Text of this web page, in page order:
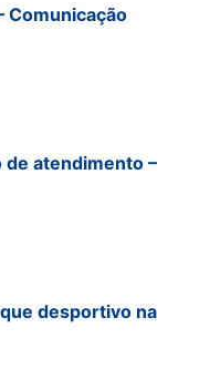
Comunicação
atendimento –
desportivo na